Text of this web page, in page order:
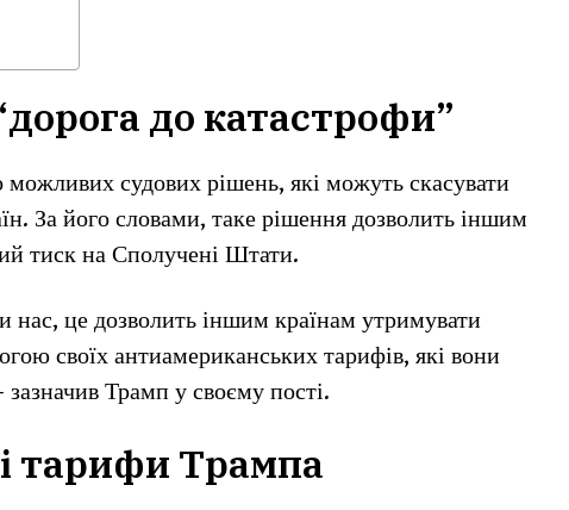
до катастрофи”
судових рішень, які можуть скасувати
За його словами, таке рішення дозволить іншим
тиск на Сполучені Штати.
нас, це дозволить іншим країнам утримувати
своїх антиамериканських тарифів, які вони
Трамп у своєму пості.
тарифи Трампа